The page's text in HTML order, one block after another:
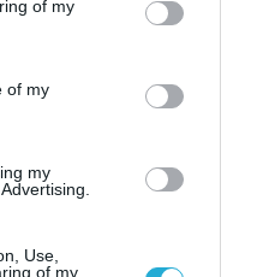
You may click to
its third-party tags to
purposes in below Google
of my
of my
my
Use,
of my